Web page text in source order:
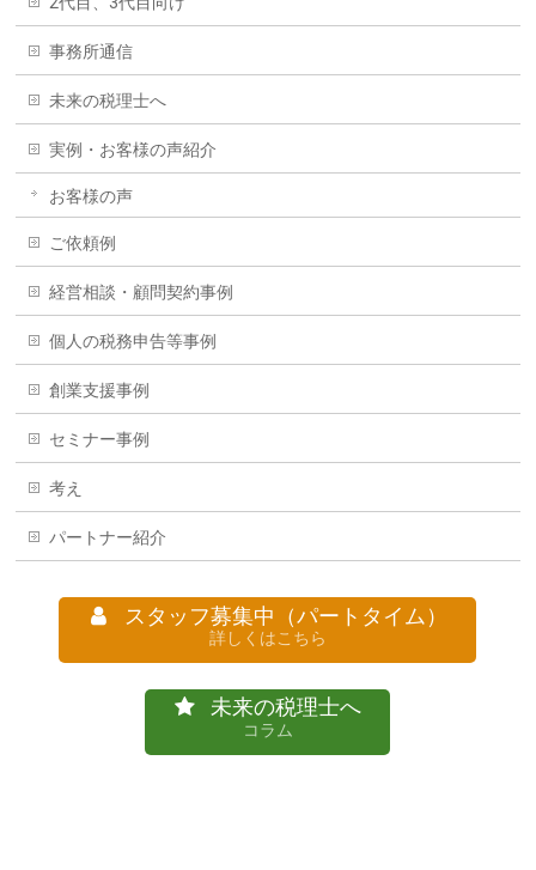
事務所通信
未来の税理士へ
実例・お客様の声紹介
お客様の声
ご依頼例
経営相談・顧問契約事例
個人の税務申告等事例
創業支援事例
セミナー事例
考え
パートナー紹介
スタッフ募集中（パートタイム）
詳しくはこちら
未来の税理士へ
コラム